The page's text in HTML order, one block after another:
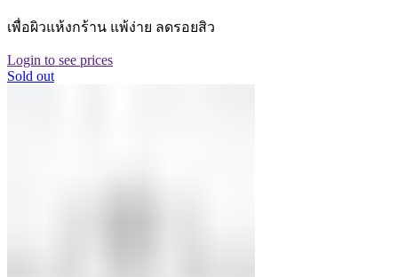
เพื่อผิวแห้งกร้าน แพ้ง่าย ลดรอยสิว
Login to see prices
Sold out